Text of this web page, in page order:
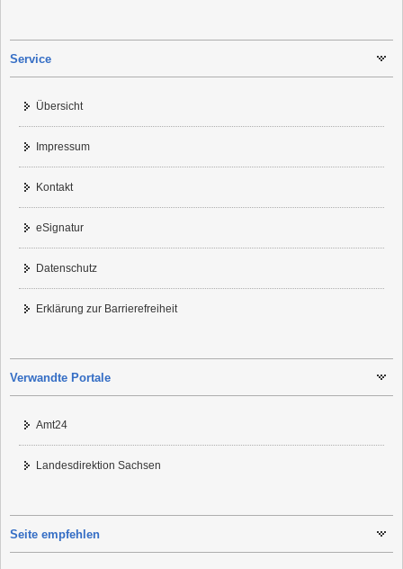
Service
Übersicht
Impressum
Kontakt
eSignatur
Datenschutz
Erklärung zur Barrierefreiheit
Verwandte Portale
Amt24
Landesdirektion Sachsen
Seite empfehlen